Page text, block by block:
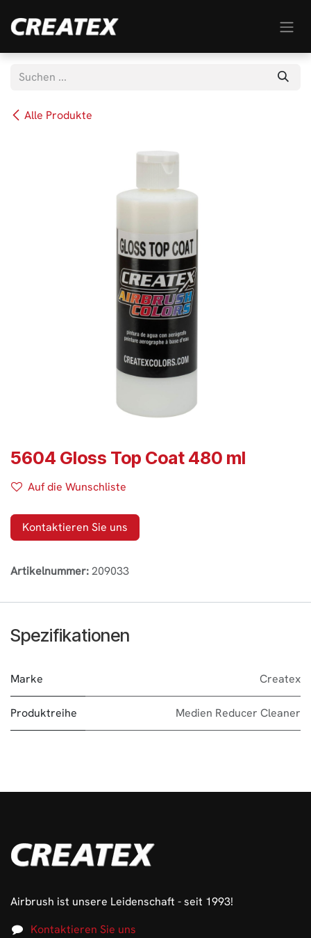
Alle Produkte
5604 Gloss Top Coat 480 ml
Auf die Wunschliste
Kontaktieren Sie uns
Artikelnummer:209033
Spezifikationen
Marke Createx
Produktreihe Medien Reducer Cleaner
Airbrush ist unsere Leidenschaft - seit 1993!
Kontaktieren Sie uns